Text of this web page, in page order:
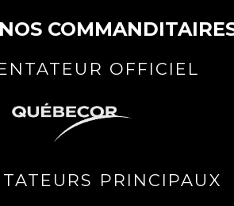
OFFICIEL
PRINCIPAUX